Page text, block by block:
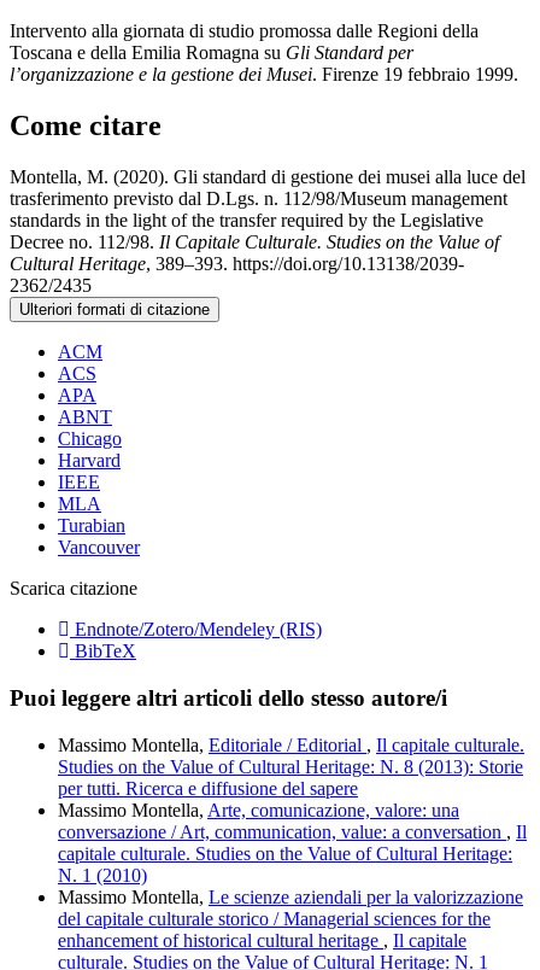
Intervento alla giornata di studio promossa dalle Regioni della
Toscana e della Emilia Romagna su Gli Standard per
l’organizzazione e la gestione dei Musei. Firenze 19 febbraio 1999.
Come citare
Montella, M. (2020). Gli standard di gestione dei musei alla luce del
trasferimento previsto dal D.Lgs. n. 112/98/Museum management
standards in the light of the transfer required by the Legislative
Decree no. 112/98. Il Capitale Culturale. Studies on the Value of
Cultural Heritage, 389–393. https://doi.org/10.13138/2039-
2362/2435
Ulteriori formati di citazione
ACM
ACS
APA
ABNT
Chicago
Harvard
IEEE
MLA
Turabian
Vancouver
Scarica citazione
Endnote/Zotero/Mendeley (RIS)
BibTeX
Puoi leggere altri articoli dello stesso autore/i
Massimo Montella, Editoriale / Editorial , Il capitale culturale.
Studies on the Value of Cultural Heritage: N. 8 (2013): Storie
per tutti. Ricerca e diffusione del sapere
Massimo Montella, Arte, comunicazione, valore: una
conversazione / Art, communication, value: a conversation , Il
capitale culturale. Studies on the Value of Cultural Heritage:
N. 1 (2010)
Massimo Montella, Le scienze aziendali per la valorizzazione
del capitale culturale storico / Managerial sciences for the
enhancement of historical cultural heritage , Il capitale
culturale. Studies on the Value of Cultural Heritage: N. 1